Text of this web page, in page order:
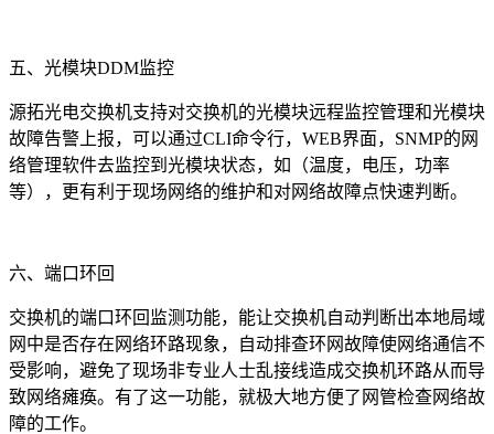
五、光模块DDM监控
源拓光电交换机支持对交换机的光模块远程监控管理和光模块
故障告警上报，可以通过CLI命令行，WEB界面，SNMP的网
络管理软件去监控到光模块状态，如（温度，电压，功率
等），更有利于现场网络的维护和对网络故障点快速判断。
六、端口环回
交换机的端口环回监测功能，能让交换机自动判断出本地局域
网中是否存在网络环路现象，自动排查环网故障使网络通信不
受影响，避免了现场非专业人士乱接线造成交换机环路从而导
致网络瘫痪。有了这一功能，就极大地方便了网管检查网络故
障的工作。